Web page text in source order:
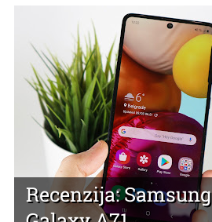
Recenzija: Samsung